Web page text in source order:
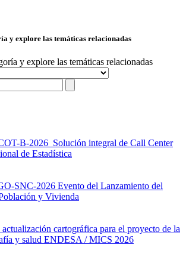
y explore las temáticas relacionadas
y explore las temáticas relacionadas
B-2026 Solución integral de Call Center
de Estadística
SNC-2026 Evento del Lanzamiento del
y Vivienda
cartográfica para el proyecto de la
y salud ENDESA / MICS 2026